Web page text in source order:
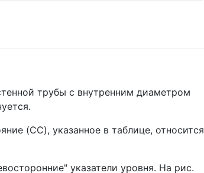
трубы с внутренним диаметром
(CC), указанное в таблице, относится
указатели уровня. На рис.